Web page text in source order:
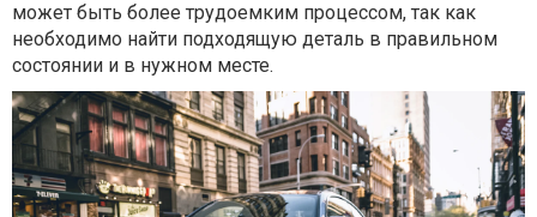
может быть более трудоемким процессом, так как
необходимо найти подходящую деталь в правильном
состоянии и в нужном месте.